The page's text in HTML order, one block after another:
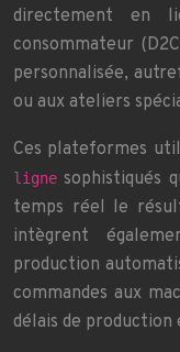
directement en
consommateur
personnalisée,
ou aux ateliers
Ces plateformes
ligne sophistiqués
temps réel le
intègrent
production
commandes aux
délais de